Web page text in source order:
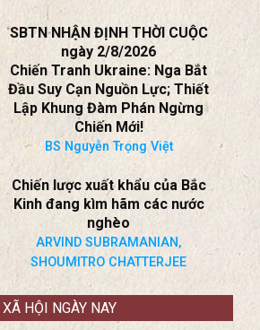
“CỦA NGƯỜI PHÚC TA”. . . ra
“Xiêu hồn lạc phách”.
Trần nguyên Thao
SBTN NHẬN ĐỊNH THỜI CUỘC
ngày 2/8/2026
Chiến Tranh Ukraine: Nga Bắt
Đầu Suy Cạn Nguồn Lực; Thiết
Lập Khung Đàm Phán Ngừng
Chiến Mới!
BS Nguyễn Trọng Việt
Chiến lược xuất khẩu của Bắc
Kinh đang kìm hãm các nước
nghèo
ARVIND SUBRAMANIAN,